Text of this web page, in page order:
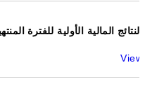
النتائج المالية الأولية للفترة المنتهية في 31
View